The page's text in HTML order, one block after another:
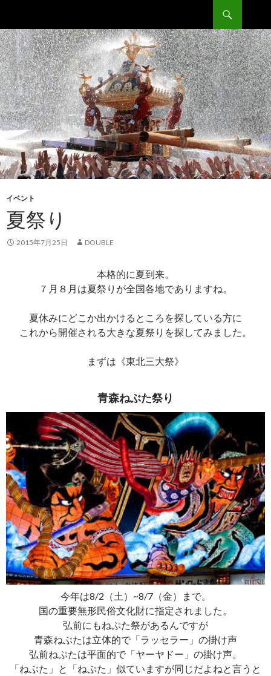
ン
テ
ン
ツ
へ
移
動
イベント
夏祭り
2015年7月25日 DOUBLE
本格的に夏到来。
７月８月は夏祭りが全国各地でありますね。
夏休みにどこか出かけるところを探している方に
これから開催される大きな夏祭りを探してみました。
まずは《東北三大祭》
青森ねぶた祭り
今年は8/2（土）~8/7（金）まで。
国の重要無形民俗文化財に指定されました。
弘前にもねぷた祭があるんですが
青森ねぶたは立体的で「ラッセラー」の掛け声
弘前ねぷたは平面的で「ヤーヤドー」の掛け声。
「ねぶた」と「ねぷた」似ていますが同じだよねと言うと